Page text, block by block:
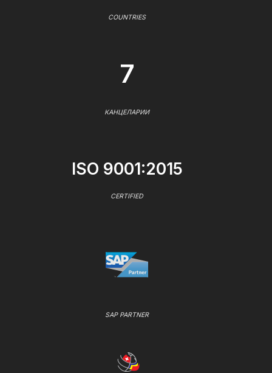
COUNTRIES
7
КАНЦЕЛАРИИ
ISO 9001:2015
CERTIFIED
SAP PARTNER